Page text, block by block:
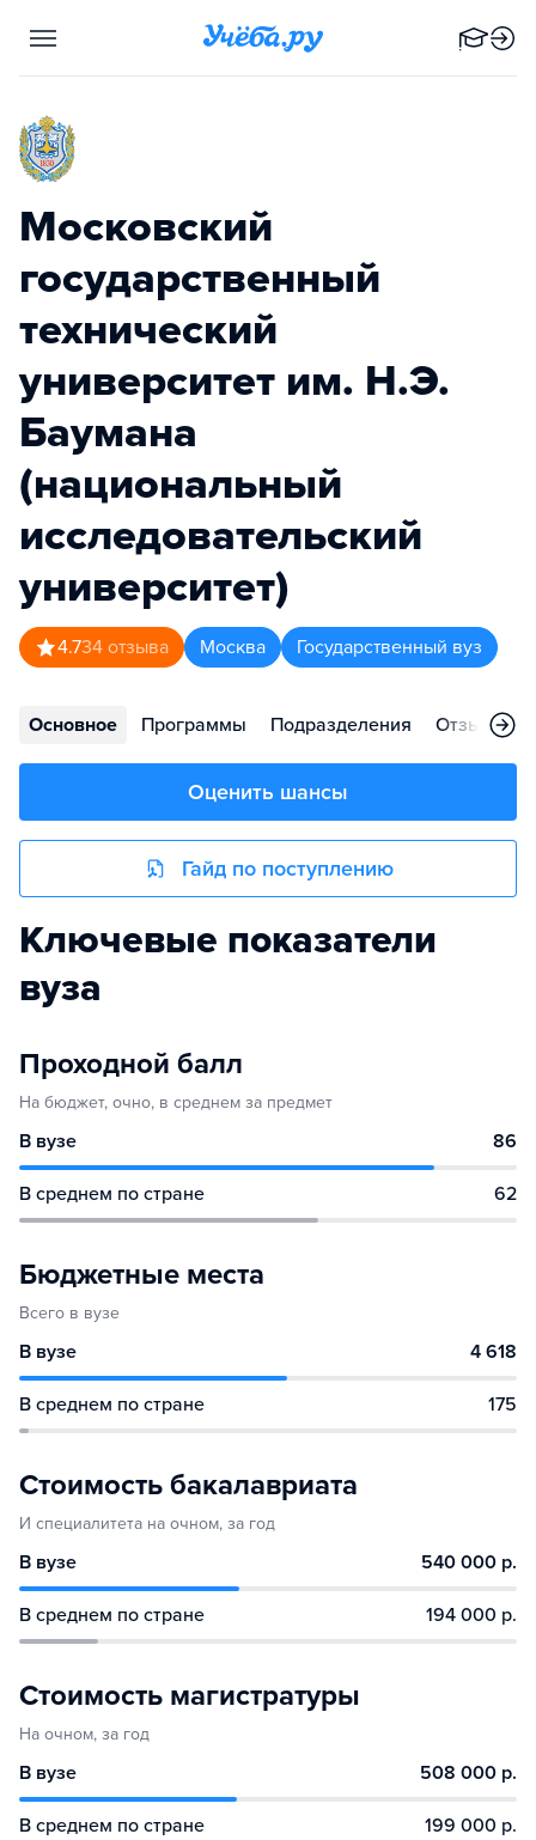
Московский
государственный
технический
университет им. Н.Э.
Баумана
(национальный
исследовательский
университет)
4.734 отзыва Москва Государственный вуз
Основное Программы Подразделения Отзывы
Оценить шансы
Гайд по поступлению
Ключевые показатели
вуза
Проходной балл
На бюджет, очно, в среднем за предмет
В вузе 86
В среднем по стране 62
Бюджетные места
Всего в вузе
В вузе 4 618
В среднем по стране 175
Стоимость бакалавриата
И специалитета на очном, за год
В вузе 540 000 р.
В среднем по стране 194 000 р.
Стоимость магистратуры
На очном, за год
В вузе 508 000 р.
В среднем по стране 199 000 р.